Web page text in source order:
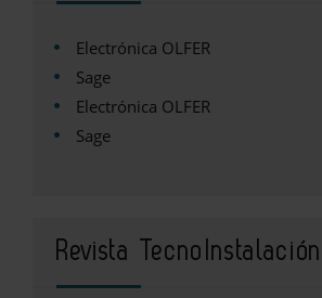
Electrónica OLFER
Sage
Electrónica OLFER
Sage
Revista TecnoInstalación